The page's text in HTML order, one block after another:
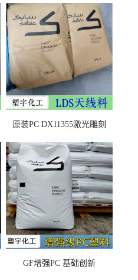
原装PC DX11355激光雕刻
GF增强PC 基础创新